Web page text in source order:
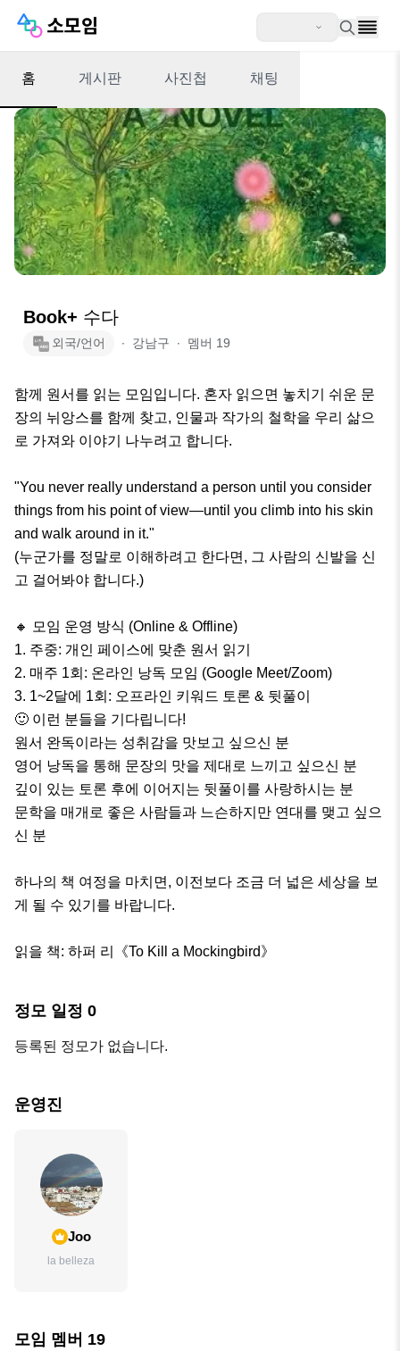
홈 게시판 사진첩 채팅
Book+ 수다​
외국/언어 ∙ 강남구 ∙ 멤버 19
함께 원서를 읽는 모임입니다. 혼자 읽으면 놓치기 쉬운 문
장의 뉘앙스를 함께 찾고, 인물과 작가의 철학을 우리 삶으
로 가져와 이야기 나누려고 합니다.
​"You never really understand a person until you consider
things from his point of view—until you climb into his skin
and walk around in it."
(누군가를 정말로 이해하려고 한다면, 그 사람의 신발을 신
고 걸어봐야 합니다.)
​🔸️ 모임 운영 방식 (Online & Offline)
​1. 주중: 개인 페이스에 맞춘 원서 읽기
​2. 매주 1회: 온라인 낭독 모임 (Google Meet/Zoom)
​3. 1~2달에 1회: 오프라인 키워드 토론 & 뒷풀이
​🙂 이런 분들을 기다립니다!
​원서 완독이라는 성취감을 맛보고 싶으신 분
​영어 낭독을 통해 문장의 맛을 제대로 느끼고 싶으신 분
​깊이 있는 토론 후에 이어지는 뒷풀이를 사랑하시는 분
​문학을 매개로 좋은 사람들과 느슨하지만 연대를 맺고 싶으
신 분
​하나의 책 여정을 마치면, 이전보다 조금 더 넓은 세상을 보
게 될 수 있기를 바랍니다. ​
읽을 책: 하퍼 리《To Kill a Mockingbird》
정모 일정 0
등록된 정모가 없습니다.
운영진
Joo
la belleza
모임 멤버 19